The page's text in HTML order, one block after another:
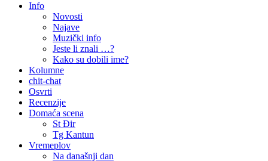
Autori
Info
Novosti
Najave
Muzički info
Jeste li znali …?
Kako su dobili ime?
Kolumne
chit-chat
Osvrti
Recenzije
Domaća scena
St Đir
Tg Kantun
Vremeplov
Na današnji dan